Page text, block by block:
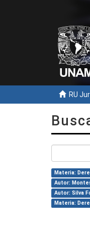
RU
Materia:
Autor:
Autor: Silva
Materia: